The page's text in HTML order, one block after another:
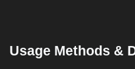
Usage Methods &